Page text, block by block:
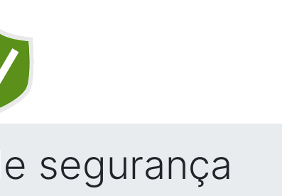
segurança